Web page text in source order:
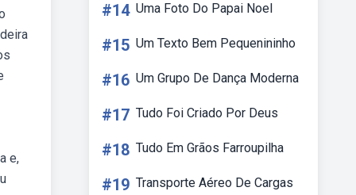
e,
#14 Uma Foto Do Papai Noel
#15 Um Texto Bem Pequenininho
#16 Um Grupo De Dança Moderna
#17 Tudo Foi Criado Por Deus
#18 Tudo Em Grãos Farroupilha
#19 Transporte Aéreo De Cargas